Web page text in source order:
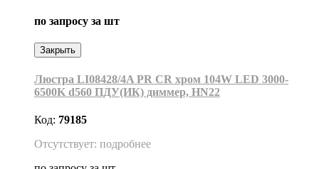
по запросу за шт
Закрыть
Люстра LI08428/4A PR CR хром 104W LED 3000-
6500K d560 ПДУ(ИК) диммер, HN22
Код: 79185
Отсутствует: подробнее